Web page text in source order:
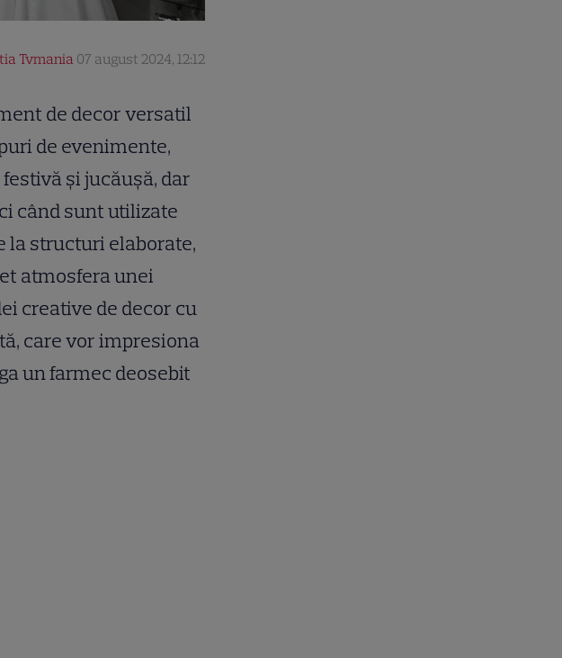
Tvmania 07 august 2024, 12:12
de decor versatil
de evenimente,
și jucăușă, dar
când sunt utilizate
la structuri elaborate,
atmosfera unei
creative de decor cu
care vor impresiona
un farmec deosebit